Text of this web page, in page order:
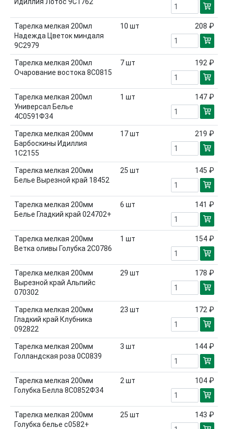
Тарелка мелкая 200мл
Надежда Цветок миндаля
9С2979
10 шт 208 ₽
Тарелка мелкая 200мл
Очарование востока 8С0815
7шт 192 ₽
Тарелка мелкая 200мл
Универсал Белье
4С0591Ф34
1 шт 147 ₽
Тарелка мелкая 200мм
Барбоскины Идиллия
1С2155
17шт 219 ₽
Тарелка мелкая 200мм
Белье Вырезной край 18452
25 шт 145 ₽
Тарелка мелкая 200мм
Белье Гладкий край 024702+
6 шт 141 ₽
Тарелка мелкая 200мм
Ветка оливы Голубка 2С0786
1 шт 154 ₽
Тарелка мелкая 200мм
Вырезной край Альпийс
070302
29 шт 178 ₽
Тарелка мелкая 200мм
Гладкий край Клубника
092822
23 шт 172 ₽
Тарелка мелкая 200мм
Голландская роза 0С0839
3 шт 144 ₽
Тарелка мелкая 200мм
Голубка Белла 8С0852Ф34
2 шт 104 ₽
Тарелка мелкая 200мм
Голубка белье с0582+
25 шт 143 ₽